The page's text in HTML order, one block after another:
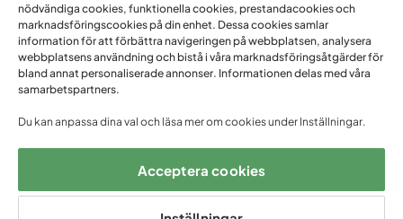
Vi finns i flera länder
Följ oss på:
nödvändiga cookies, funktionella cookies, prestandacookies och
marknadsföringscookies på din enhet. Dessa cookies samlar
information för att förbättra navigeringen på webbplatsen, analysera
webbplatsens användning och bistå i våra marknadsföringsåtgärder för
bland annat personaliserade annonser. Informationen delas med våra
samarbetspartners.
Du kan anpassa dina val och läsa mer om cookies under Inställningar.
Acceptera cookies